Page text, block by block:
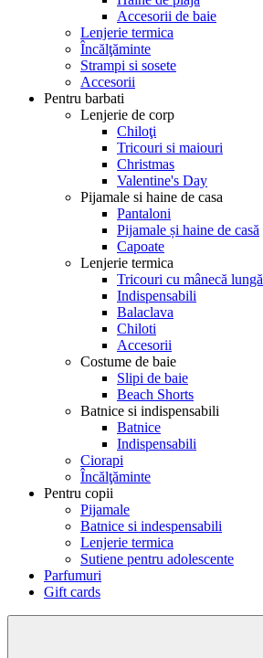
Accesorii de baie
Lenjerie termica
Încălţăminte
Strampi si sosete
Accesorii
Pentru barbati
Lenjerie de corp
Chiloţi
Tricouri si maiouri
Christmas
Valentine's Day
Pijamale si haine de casa
Pantaloni
Pijamale și haine de casă
Capoate
Lenjerie termica
Tricouri cu mânecă lungă
Indispensabili
Balaclava
Chiloti
Accesorii
Costume de baie
Slipi de baie
Beach Shorts
Batnice si indispensabili
Batnice
Indispensabili
Ciorapi
Încălţăminte
Pentru copii
Pijamale
Batnice si indespensabili
Lenjerie termica
Sutiene pentru adolescente
Parfumuri
Gift cards